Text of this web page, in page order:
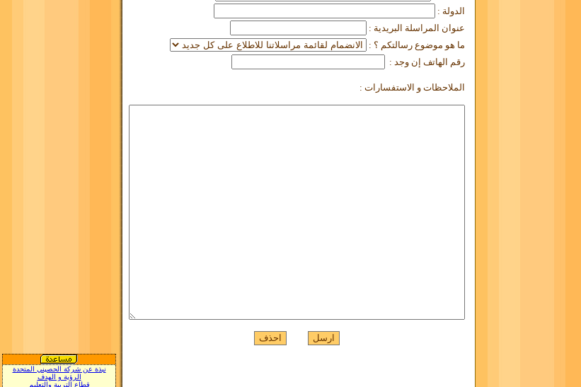
نبذة عن شركة الحصيني المتحدة
الرؤية و الهدف
قطاع التربية والتعليم
الدولة :
عنوان المراسلة البريدية :
ما هو موضوع رسالتكم ؟ :
رقم الهاتف إن وجد :
الملاحظات و الاستفسارات :